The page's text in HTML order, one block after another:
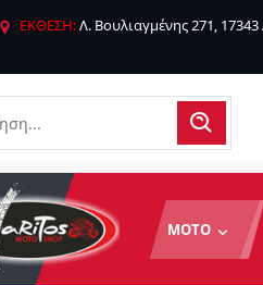
ΕΚΘΕΣΗ:Λ. Βουλιαγμένης 271,
ΜΟΤΟ